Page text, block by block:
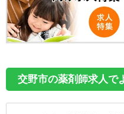
交野市の薬剤師求人で